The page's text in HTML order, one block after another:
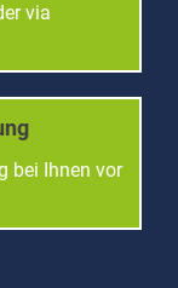
via
bei Ihnen vor